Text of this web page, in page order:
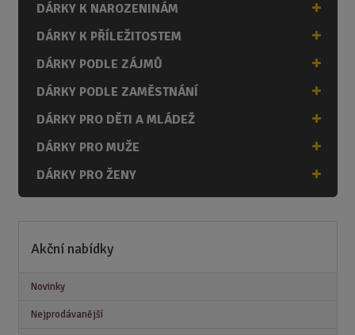
a
a
DÁRKY K NAROZENINÁM
DÁRKY K PŘÍLEŽITOSTEM
DÁRKY PODLE ZÁJMŮ
DÁRKY PODLE ZAMĚSTNÁNÍ
DÁRKY PRO DĚTI A MLÁDEŽ
DÁRKY PRO MUŽE
DÁRKY PRO ŽENY
Akční nabídky
Novinky
Nejprodávanější